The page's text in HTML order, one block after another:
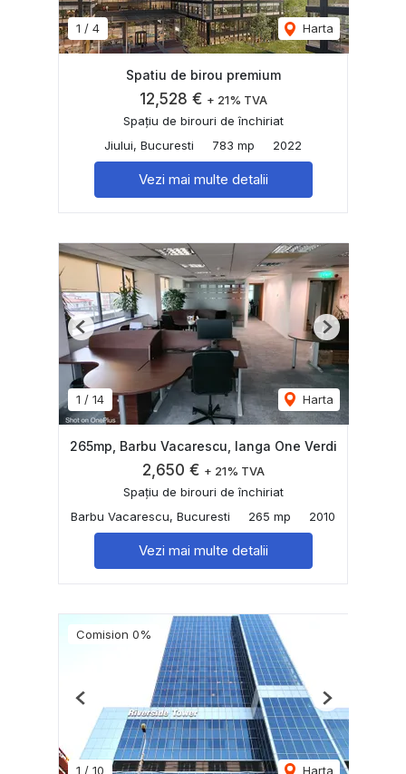
1 / 4 Harta
Spatiu de birou premium
12,528 € + 21% TVA
Spațiu de birouri de închiriat
Jiului, Bucuresti
783 mp 2022
Vezi mai multe detalii
1 / 14 Harta
Previous Next
265mp, Barbu Vacarescu, langa One Verdi
2,650 € + 21% TVA
Spațiu de birouri de închiriat
Barbu Vacarescu, Bucuresti
265 mp 2010
Vezi mai multe detalii
Comision 0%
1 / 10 Harta
Previous Next